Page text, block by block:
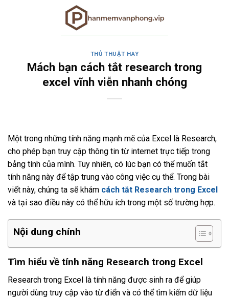
THỦ THUẬT HAY
Mách bạn cách tắt research trong
excel vĩnh viễn nhanh chóng
Một trong những tính năng mạnh mẽ của Excel là Research,
cho phép bạn truy cập thông tin từ internet trực tiếp trong
bảng tính của mình. Tuy nhiên, có lúc bạn có thể muốn tắt
tính năng này để tập trung vào công việc cụ thể. Trong bài
viết này, chúng ta sẽ khám cách tắt Research trong Excel
và tại sao điều này có thể hữu ích trong một số trường hợp.
Nội dung chính
Tìm hiểu về tính năng Research trong Excel
Research trong Excel là tính năng được sinh ra để giúp
người dùng truy cập vào từ điển và có thể tìm kiếm dữ liệu